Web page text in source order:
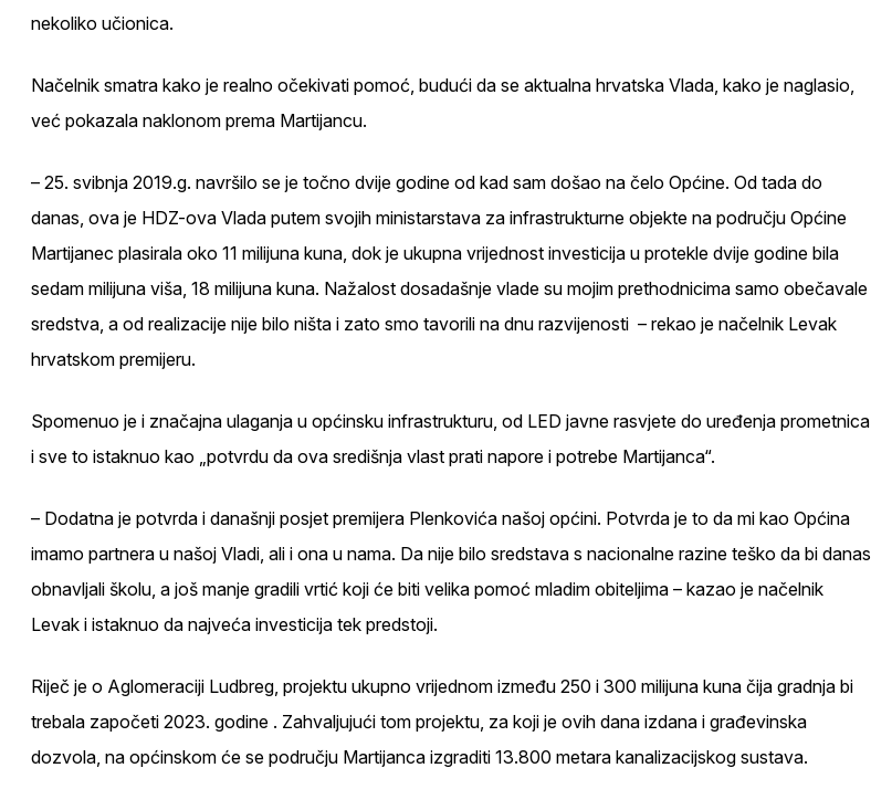
nekoliko učionica.
Načelnik smatra kako je realno očekivati pomoć, budući da se aktualna hrvatska Vlada, kako je naglasio,
već pokazala naklonom prema Martijancu.
– 25. svibnja 2019.g. navršilo se je točno dvije godine od kad sam došao na čelo Općine. Od tada do
danas, ova je HDZ-ova Vlada putem svojih ministarstava za infrastrukturne objekte na području Općine
Martijanec plasirala oko 11 milijuna kuna, dok je ukupna vrijednost investicija u protekle dvije godine bila
sedam milijuna viša, 18 milijuna kuna. Nažalost dosadašnje vlade su mojim prethodnicima samo obečavale
sredstva, a od realizacije nije bilo ništa i zato smo tavorili na dnu razvijenosti – rekao je načelnik Levak
hrvatskom premijeru.
Spomenuo je i značajna ulaganja u općinsku infrastrukturu, od LED javne rasvjete do uređenja prometnica
i sve to istaknuo kao „potvrdu da ova središnja vlast prati napore i potrebe Martijanca“.
– Dodatna je potvrda i današnji posjet premijera Plenkovića našoj općini. Potvrda je to da mi kao Općina
imamo partnera u našoj Vladi, ali i ona u nama. Da nije bilo sredstava s nacionalne razine teško da bi danas
obnavljali školu, a još manje gradili vrtić koji će biti velika pomoć mladim obiteljima – kazao je načelnik
Levak i istaknuo da najveća investicija tek predstoji.
Riječ je o Aglomeraciji Ludbreg, projektu ukupno vrijednom između 250 i 300 milijuna kuna čija gradnja bi
trebala započeti 2023. godine . Zahvaljujući tom projektu, za koji je ovih dana izdana i građevinska
dozvola, na općinskom će se području Martijanca izgraditi 13.800 metara kanalizacijskog sustava.